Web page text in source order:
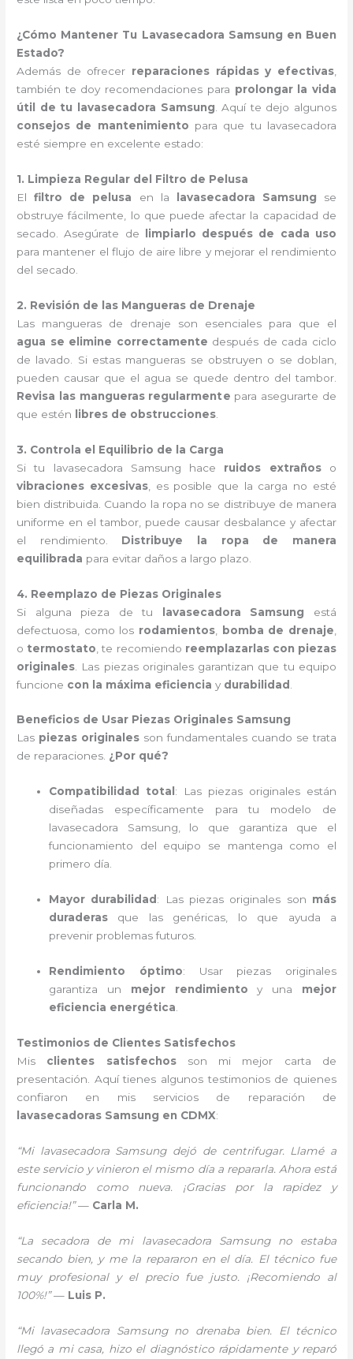
¿Cómo Mantener Tu Lavasecadora Samsung en Buen
Estado?
Además de ofrecer reparaciones rápidas y efectivas,
también te doy recomendaciones para prolongar la vida
útil de tu lavasecadora Samsung . Aquí te dejo algunos
consejos de mantenimiento para que tu lavasecadora
esté siempre en excelente estado:
1. Limpieza Regular del Filtro de Pelusa
Elfiltro de pelusa en la lavasecadora Samsung se
obstruye fácilmente, lo que puede afectar la capacidad de
secado. Asegúrate de
limpiarlo después de cada uso
para mantener el flujo de aire libre y mejorar el rendimiento
del secado.
2. Revisión de las Mangueras de Drenaje
Las mangueras de drenaje son esenciales para que el
agua se elimine correctamente después de cada ciclo
de lavado. Si estas mangueras se obstruyen o se doblan,
pueden causar que el agua se quede dentro del tambor.
Revisa las mangueras regularmente para asegurarte de
que estén
libres de obstrucciones
3. Controla el Equilibrio de la Carga
Si tu lavasecadora Samsung hace ruidos extrañoso
vibraciones excesivas, es posible que la carga no esté
bien distribuida. Cuando la ropa no se distribuye de manera
uniforme en el tambor, puede causar desbalance y afectar
el rendimiento. Distribuye la ropa de manera
equilibrada para evitar daños a largo plazo.
4. Reemplazo de Piezas Originales
Si alguna pieza de tu lavasecadora Samsung está
defectuosa, como los rodamientos bomba de drenaje
o termostato , te recomiendo reemplazarlas con piezas
originales . Las piezas originales garantizan que tu equipo
funcione con la máxima eficiencia y durabilidad
Beneficios de Usar Piezas Originales Samsung
Las piezas originales son fundamentales cuando se trata
de reparaciones. ¿Por qué?
Compatibilidad total : Las piezas originales están
diseñadas específicamente para tu modelo de
lavasecadora Samsung, lo que garantiza que el
funcionamiento del equipo se mantenga como el
primero día.
Mayor durabilidad : Las piezas originales son más
duraderas que las genéricas, lo que ayuda a
prevenir problemas futuros.
Rendimiento óptimo: Usar piezas originales
garantiza un mejor rendimiento y una mejor
eficiencia energética
Testimonios de Clientes Satisfechos
Mis clientes satisfechosson mi mejor carta de
presentación. Aquí tienes algunos testimonios de quienes
confiaron en mis servicios de reparación de
lavasecadoras Samsung en CDMX:
“Mi lavasecadora Samsung dejó de centrifugar. Llamé a
este servicio y vinieron el mismo día a repararla. Ahora está
funcionando como nueva. ¡Gracias por la rapidez y
eficiencia!”— Carla M.
“La secadora de mi lavasecadora Samsung no estaba
secando bien, y me la repararon en el día. El técnico fue
muy profesional y el precio fue justo. ¡Recomiendo al
100%!”— Luis P.
“Mi lavasecadora Samsung no drenaba bien. El técnico
llegó a mi casa, hizo el diagnóstico rápidamente y reparó